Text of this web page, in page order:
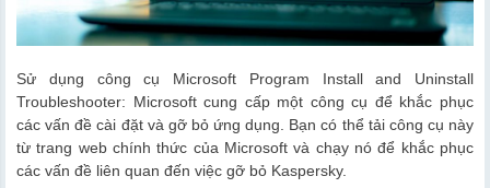
Sử dụng công cụ Microsoft Program Install and Uninstall
Troubleshooter: Microsoft cung cấp một công cụ để khắc phục
các vấn đề cài đặt và gỡ bỏ ứng dụng. Bạn có thể tải công cụ này
từ trang web chính thức của Microsoft và chạy nó để khắc phục
các vấn đề liên quan đến việc gỡ bỏ Kaspersky.